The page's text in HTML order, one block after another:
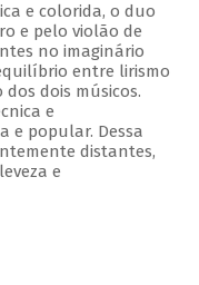
e colorida, o duo
e pelo violão de
no imaginário
entre lirismo
dois músicos.
e
e popular. Dessa
distantes,
e